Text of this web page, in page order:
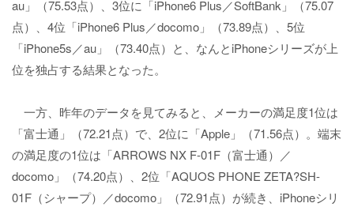
au」（75.53点）、3位に「iPhone6 Plus／SoftBank」（75.07
点）、4位「iPhone6 Plus／docomo」（73.89点）、5位
「iPhone5s／au」（73.40点）と、なんとiPhoneシリーズが上
位を独占する結果となった。
一方、昨年のデータを見てみると、メーカーの満足度1位は
「富士通」（72.21点）で、2位に「Apple」（71.56点）。端末
の満足度の1位は「ARROWS NX F-01F（富士通）／
docomo」（74.20点）、2位「AQUOS PHONE ZETA?SH-
01F（シャープ）／docomo」（72.91点）が続き、iPhoneシリ